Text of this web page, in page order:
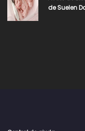
de Suelen